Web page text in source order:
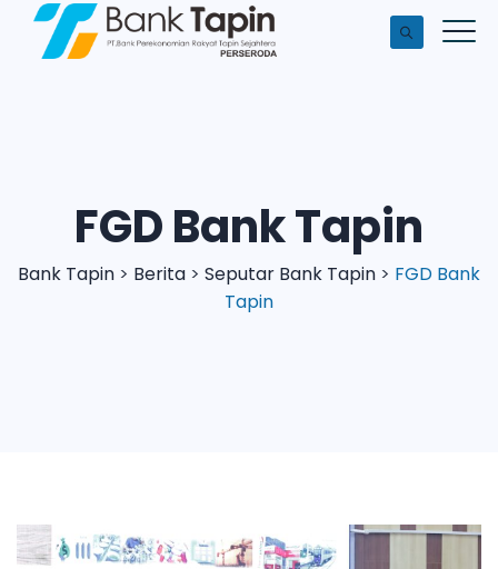
FGD Bank Tapin
Bank Tapin > Berita > Seputar Bank Tapin > FGD Bank
Tapin